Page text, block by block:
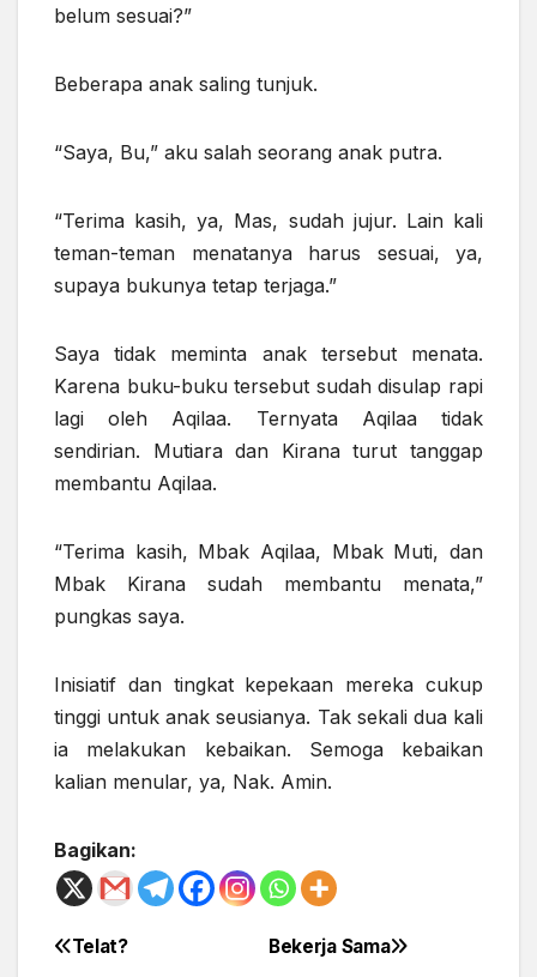
belum sesuai?”
Beberapa anak saling tunjuk.
“Saya, Bu,” aku salah seorang anak putra.
“Terima kasih, ya, Mas, sudah jujur. Lain kali
teman-teman menatanya harus sesuai, ya,
supaya bukunya tetap terjaga.”
Saya tidak meminta anak tersebut menata.
Karena buku-buku tersebut sudah disulap rapi
lagi oleh Aqilaa. Ternyata Aqilaa tidak
sendirian. Mutiara dan Kirana turut tanggap
membantu Aqilaa.
“Terima kasih, Mbak Aqilaa, Mbak Muti, dan
Mbak Kirana sudah membantu menata,”
pungkas saya.
Inisiatif dan tingkat kepekaan mereka cukup
tinggi untuk anak seusianya. Tak sekali dua kali
ia melakukan kebaikan. Semoga kebaikan
kalian menular, ya, Nak. Amin.
Bagikan:
Post Bekerja Sama
Telat?